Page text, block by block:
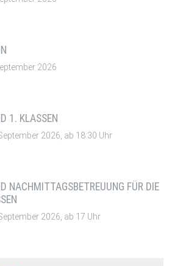
2026
1. KLASSEN
2026, ab 18:30 Uhr
NACHMITTAGSBETREUUNG FÜR DIE
2026, ab 17 Uhr